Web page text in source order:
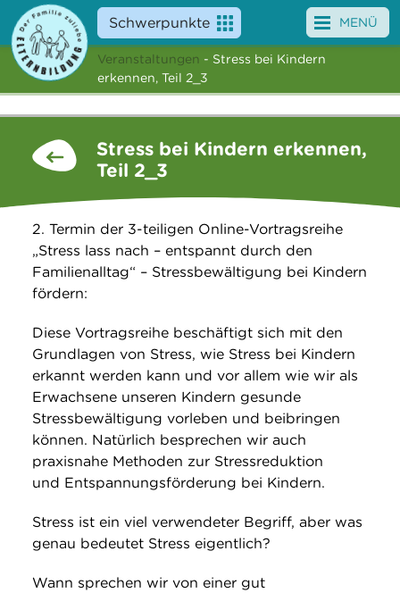
Schwerpunkte
Angebote
News
Über uns
Suche
MENÜ
Veranstaltungen - Stress bei Kindern
erkennen, Teil 2_3
Stress bei Kindern erkennen,
Teil 2_3
2. Termin der 3-teiligen Online-Vortragsreihe
„Stress lass nach – entspannt durch den
Familienalltag“ – Stressbewältigung bei Kindern
fördern:
Diese Vortragsreihe beschäftigt sich mit den
Grundlagen von Stress, wie Stress bei Kindern
erkannt werden kann und vor allem wie wir als
Erwachsene unseren Kindern gesunde
Stressbewältigung vorleben und beibringen
können. Natürlich besprechen wir auch
praxisnahe Methoden zur Stressreduktion
und Entspannungsförderung bei Kindern.
Stress ist ein viel verwendeter Begriff, aber was
genau bedeutet Stress eigentlich?
Wann sprechen wir von einer gut